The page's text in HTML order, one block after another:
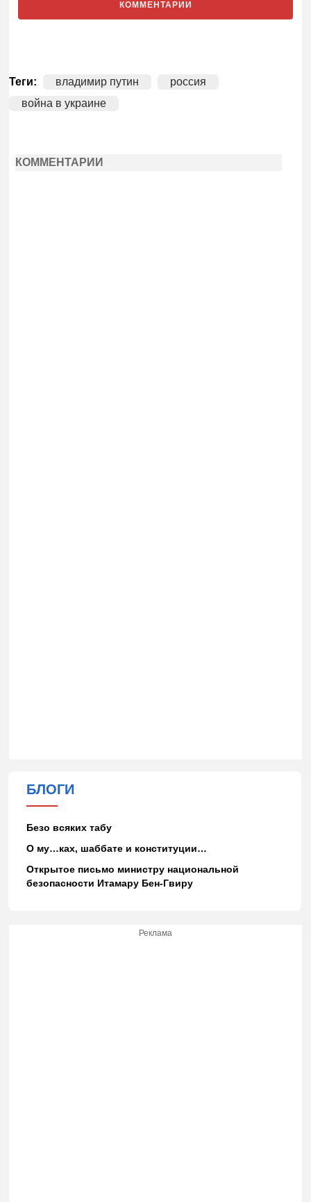
КОММЕНТАРИИ
Теги: владимир путин
россия
война в украине
КОММЕНТАРИИ
БЛОГИ
Безо всяких табу
О му…ках, шаббате и конституции…
Открытое письмо министру национальной
безопасности Итамару Бен-Гвиру
Реклама